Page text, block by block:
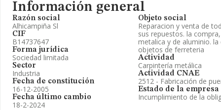
Información general
Razón social
Alhicampiña Sl
CIF
B14737647
Forma jurídica
Sociedad limitada
Sector
Industria
Fecha de constitución
16-12-2005
Fecha último cambio
18-2-2024
Objeto social
Reparacion y venta de
sus repuestos. la
metalica y de aluminio.
objetos de ferreteria
Actividad
Carpintería metálica
Actividad CNAE
2512 - Fabricación de
Estado de la empresa
Incumplimiento de la